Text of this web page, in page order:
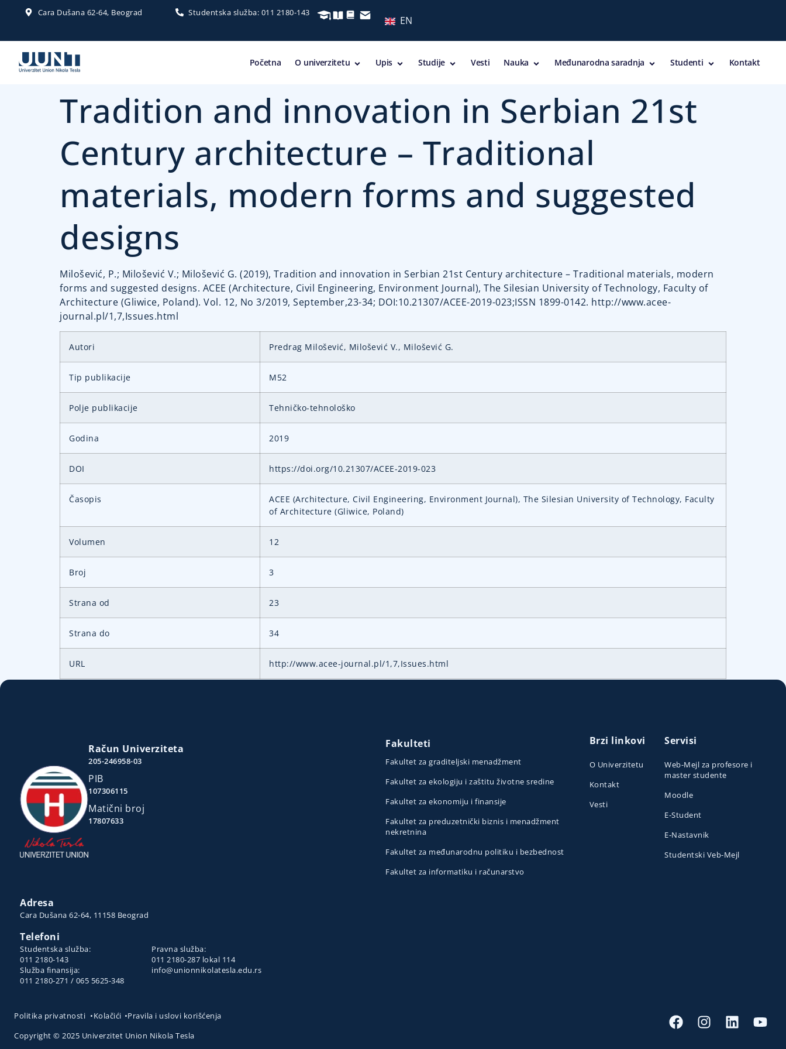
Cara Dušana 62-64, Beograd Studentska služba: 011 2180-143
EN
Početna O univerzitetu Upis Studije Vesti Nauka Međunarodna saradnja Studenti Kontakt
Tradition and innovation in Serbian 21st
Century architecture – Traditional
materials, modern forms and suggested
designs
Milošević, P.; Milošević V.; Milošević G. (2019), Tradition and innovation in Serbian 21st Century architecture – Traditional materials, modern
forms and suggested designs. ACEE (Architecture, Civil Engineering, Environment Journal), The Silesian University of Technology, Faculty of
Architecture (Gliwice, Poland). Vol. 12, No 3/2019, September,23-34; DOI:10.21307/ACEE-2019-023;ISSN 1899-0142. http://www.acee-
journal.pl/1,7,Issues.html
Autori Predrag Milošević, Milošević V., Milošević G.
Tip publikacije M52
Polje publikacije Tehničko-tehnološko
Godina 2019
DOI https://doi.org/10.21307/ACEE-2019-023
Časopis
ACEE (Architecture, Civil Engineering, Environment Journal), The Silesian University of Technology, Faculty
of Architecture (Gliwice, Poland)
Volumen 12
Broj 3
Strana od 23
Strana do 34
URL http://www.acee-journal.pl/1,7,Issues.html
Račun Univerziteta
205-246958-03
PIB
107306115
Matični broj
17807633
Adresa
Cara Dušana 62-64, 11158 Beograd
Telefoni
Studentska služba:
011 2180-143
Pravna služba:
011 2180-287 lokal 114
Služba finansija:
011 2180-271 / 065 5625-348
info@unionnikolatesla.edu.rs
Fakulteti
Fakultet za graditeljski menadžment
Fakultet za ekologiju i zaštitu životne sredine
Fakultet za ekonomiju i finansije
Fakultet za preduzetnički biznis i menadžment
nekretnina
Fakultet za međunarodnu politiku i bezbednost
Fakultet za informatiku i računarstvo
Brzi linkovi
O Univerzitetu
Kontakt
Vesti
Servisi
Web-Mejl za profesore i
master studente
Moodle
E-Student
E-Nastavnik
Studentski Veb-Mejl
Politika privatnosti •Kolačići •Pravila i uslovi korišćenja
Copyright © 2025 Univerzitet Union Nikola Tesla